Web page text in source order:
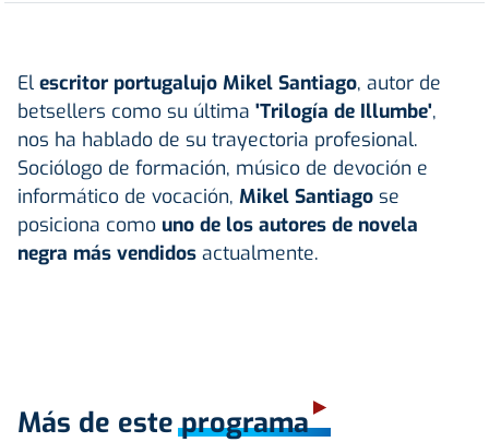
El escritor portugalujo Mikel Santiago, autor de
betsellers como su última 'Trilogía de Illumbe',
nos ha hablado de su trayectoria profesional.
Sociólogo de formación, músico de devoción e
informático de vocación, Mikel Santiago se
posiciona como uno de los autores de novela
negra más vendidos actualmente.
Más de este programa